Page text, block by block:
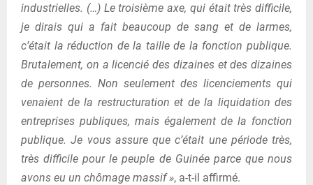
industrielles. (…) Le troisième axe, qui était très difficile,
je dirais qui a fait beaucoup de sang et de larmes,
c’était la réduction de la taille de la fonction publique.
Brutalement, on a licencié des dizaines et des dizaines
de personnes. Non seulement des licenciements qui
venaient de la restructuration et de la liquidation des
entreprises publiques, mais également de la fonction
publique. Je vous assure que c’était une période très,
très difficile pour le peuple de Guinée parce que nous
avons eu un chômage massif », a-t-il affirmé.